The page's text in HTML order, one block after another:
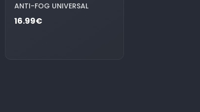
ANTI-FOG UNIVERSAL
16.99€